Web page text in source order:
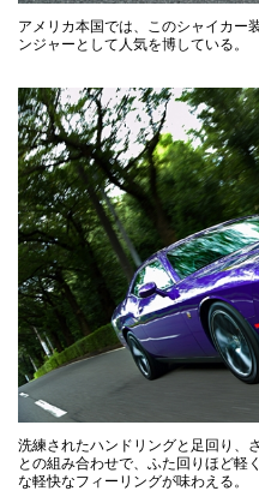
アメリカ本国では、このシャイカー
ンジャーとして人気を博している。
洗練されたハンドリングと足回り、
との組み合わせで、ふた回りほど軽
な軽快なフィーリングが味わえる。